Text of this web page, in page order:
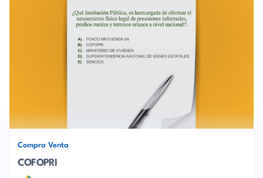
Compra Venta
COFOPRI